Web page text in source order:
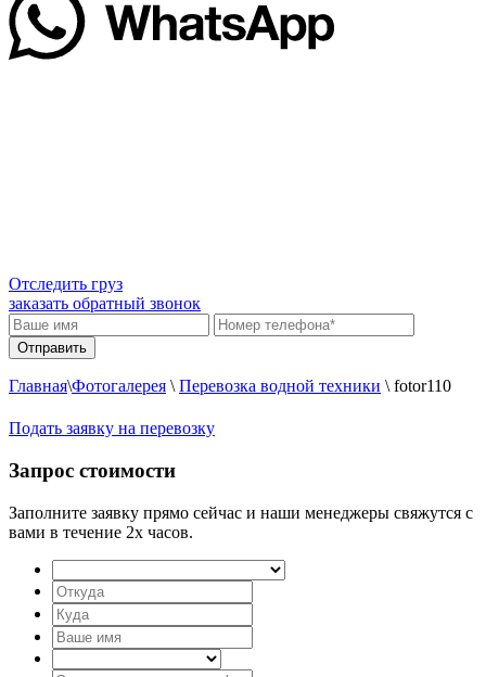
Отследить груз
заказать обратный звонок
Главная\Фотогалерея \ Перевозка водной техники \ fotor110
Подать заявку на перевозку
Запрос стоимости
Заполните заявку прямо сейчас и наши менеджеры свяжутся с
вами в течение 2х часов.